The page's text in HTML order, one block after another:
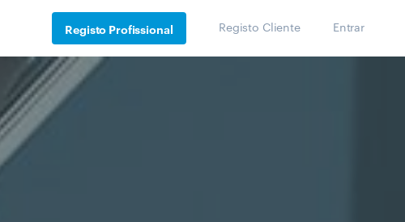
Registo Profissional Registo Cliente Entrar